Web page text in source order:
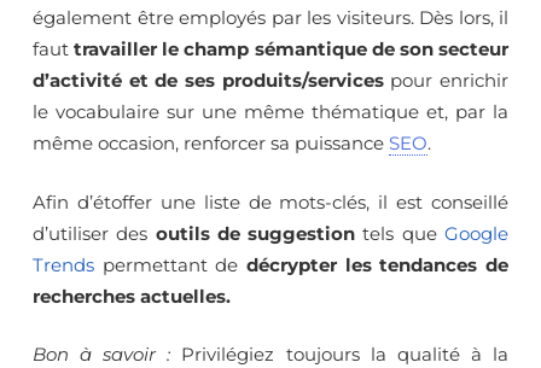
également être employés par les visiteurs. Dès lors, il
fauttravailler le champ sémantique de son secteur
d’activité et de ses produits/servicespour enrichir
le vocabulaire sur une même thématique et, par la
même occasion, renforcer sa puissance SEO.
Afin d’étoffer une liste de mots-clés, il est conseillé
d’utiliser des outils de suggestion tels queGoogle
Trends permettant de décrypter les tendances de
recherches actuelles.
Bon à savoir : Privilégiez toujours la qualité à la